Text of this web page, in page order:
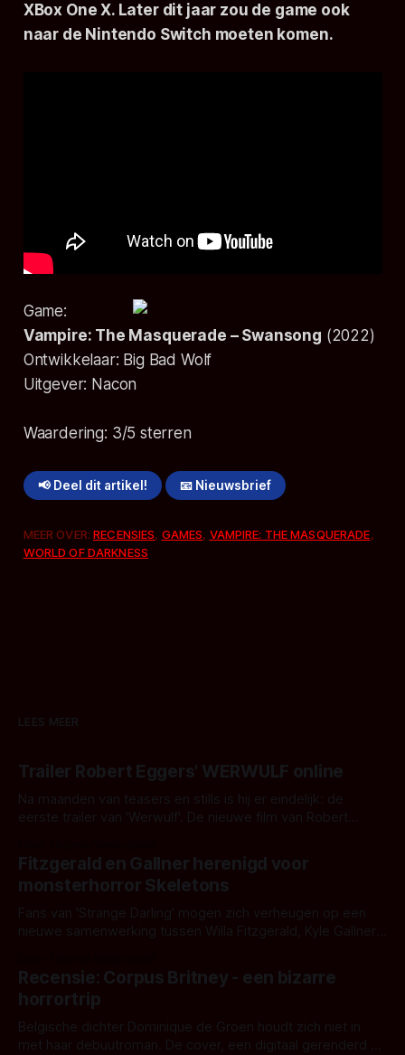
XBox One X. Later dit jaar zou de game ook
naar de Nintendo Switch moeten komen.
Game:
Vampire: The Masquerade – Swansong (2022)
Ontwikkelaar: Big Bad Wolf
Uitgever: Nacon
Waardering: 3/5 sterren
📢 Deel dit artikel! 📧 Nieuwsbrief
MEER OVER:RECENSIES, GAMES, VAMPIRE: THE MASQUERADE,
WORLD OF DARKNESS
LEES MEER
Trailer Robert Eggers' WERWULF online
Na maanden van teasers en stills is hij er eindelijk: de
eerste trailer van 'Werwulf'. De nieuwe film van Robert
kille stijl vol folklore en mythe. Het topic deze keer is (kon
het het al raden?)... de weerwolf. Kijk je mee?
Fitzgerald en Gallner herenigd voor
monsterhorror Skeletons
Fans van 'Strange Darling' mogen zich verheugen op een
nieuwe samenwerking tussen Willa Fitzgerald, Kyle Gallner
'Skeletons', een nieuwe creature feature waarvoor de
opnames zijn gestart in Australië.
Recensie: Corpus Britney - een bizarre
horrortrip
Belgische dichter Dominique de Groen houdt zich niet in
met haar debuutroman. De cover, een digitaal gerenderd en